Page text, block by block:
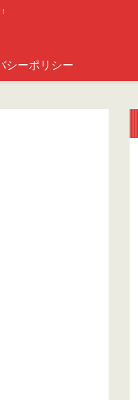
シーポリシー